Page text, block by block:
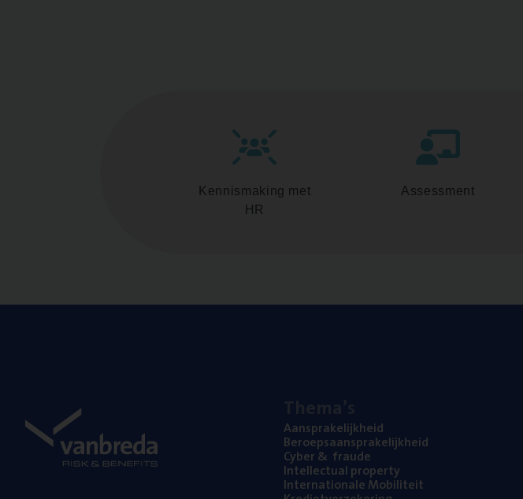
Kennismaking met
HR
Assessment
Aan­spra­ke­lijk­heid
Beroeps­aan­spra­ke­lijk­heid
Cyber& fraude
Intel­lec­tu­al property
Inter­na­ti­o­na­le Mobiliteit